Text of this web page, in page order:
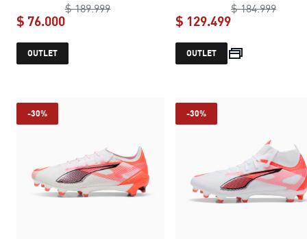
$ 189.999original price $ 189.999
$ 76.000
OUTLET
$ 184.999
$ 129.499
current price $
OUTLET
-30% -30%